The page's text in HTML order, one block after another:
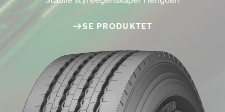
SE PRODUKTET